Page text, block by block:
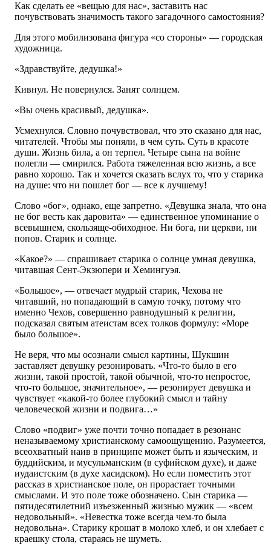
Как сделать ее «вещью для нас», заставить нас
почувствовать значимость такого загадочного самостояния?
Для этого мобилизована фигура «со стороны» — городская
художница.
«Здравствуйте, дедушка!»
Кивнул. Не повернулся. Занят солнцем.
«Вы очень красивый, дедушка».
Усмехнулся. Словно почувствовал, что это сказано для нас,
читателей. Чтобы мы поняли, в чем суть. Суть в красоте
души. Жизнь била, а он терпел. Четыре сына на войне
полегли — смирился. Работа тяжеленная всю жизнь, а все
равно хорошо. Так и хочется сказать вслух то, что у старика
на душе: что ни пошлет бог — все к лучшему!
Слово «бог», однако, еще запретно. «Девушка знала, что она
не бог весть как даровита» — единственное упоминание о
всевышнем, скользяще-обиходное. Ни бога, ни церкви, ни
попов. Старик и солнце.
«Какое?» — спрашивает старика о солнце умная девушка,
читавшая Сент-Экзюпери и Хемингуэя.
«Большое», — отвечает мудрый старик, Чехова не
читавший, но попадающий в самую точку, потому что
именно Чехов, совершенно равнодушный к религии,
подсказал святым атеистам всех толков формулу: «Море
было большое».
Не веря, что мы осознали смысл картины, Шукшин
заставляет девушку резонировать. «Что-то было в его
жизни, такой простой, такой обычной, что-то непростое,
что-то большое, значительное», — резонирует девушка и
чувствует «какой-то более глубокий смысл и тайну
человеческой жизни и подвига…»
Слово «подвиг» уже почти точно попадает в резонанс
неназываемому христианскому самоощущению. Разумеется,
всеохватный наив в принципе может быть и языческим, и
буддийским, и мусульманским (в суфийском духе), и даже
иудаистским (в духе хасидском). Но если поместить этот
рассказ в христианское поле, он прорастает точными
смыслами. И это поле тоже обозначено. Сын старика —
пятидесятилетний изъезженный жизнью мужик — «всем
недовольный». «Невестка тоже всегда чем-то была
недовольна». Старику крошат в молоко хлеб, и он хлебает с
краешку стола, стараясь не шуметь.